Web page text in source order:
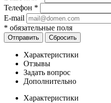
Телефон *
E-mail
* обязательные поля
Отправить Сбросить
Характеристики
Отзывы
Задать вопрос
Дополнительно
Характеристики